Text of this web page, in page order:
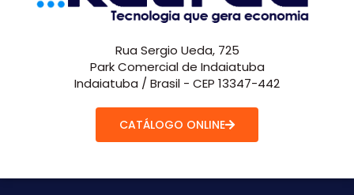
Rua Sergio Ueda, 725
Park Comercial de Indaiatuba
Indaiatuba / Brasil - CEP 13347-442
CATÁLOGO ONLINE